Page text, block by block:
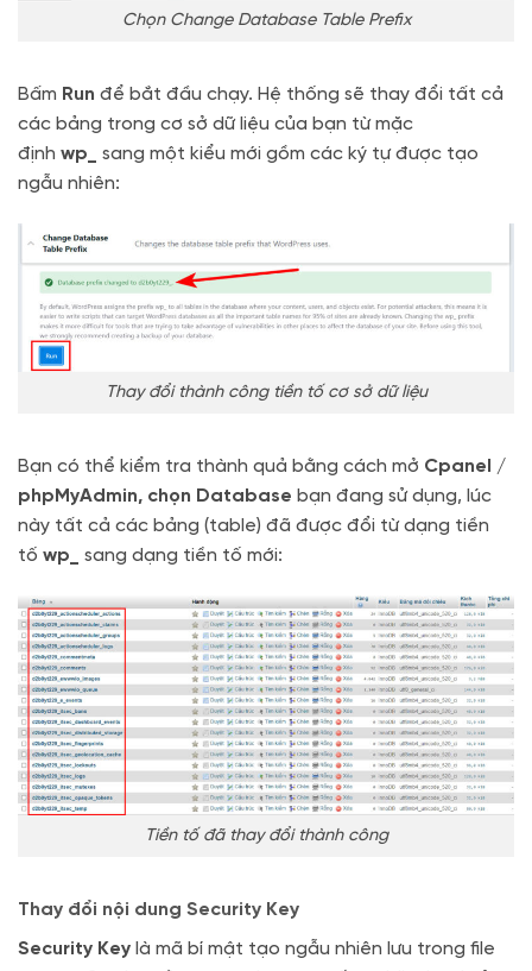
Chọn Change Database Table Prefix
Bấm Run để bắt đầu chạy. Hệ thống sẽ thay đổi tất cả
các bảng trong cơ sở dữ liệu của bạn từ mặc
định wp_
sang một kiểu mới gồm các ký tự được tạo
ngẫu nhiên:
Thay đổi thành công tiền tố cơ sở dữ liệu
Bạn có thể kiểm tra thành quả bằng cách mở Cpanel /
phpMyAdmin, chọn Database bạn đang sử dụng, lúc
này tất cả các bảng (table) đã được đổi từ dạng tiền
tố wp_ sang dạng tiền tố mới:
Tiền tố đã thay đổi thành công
Thay đổi nội dung Security Key
Security Key là mã bí mật tạo ngẫu nhiên lưu trong file